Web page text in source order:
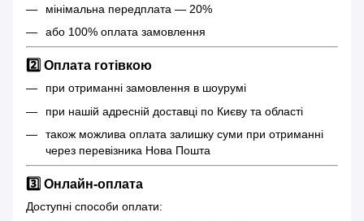
мінімальна передплата — 20%
або 100% оплата замовлення
2️⃣ Оплата готівкою
при отриманні замовлення в шоурумі
при нашій адресній доставці по Києву та області
також можлива оплата залишку суми при отриманні
через перевізника Нова Пошта
3️⃣ Онлайн-оплата
Доступні способи оплати: